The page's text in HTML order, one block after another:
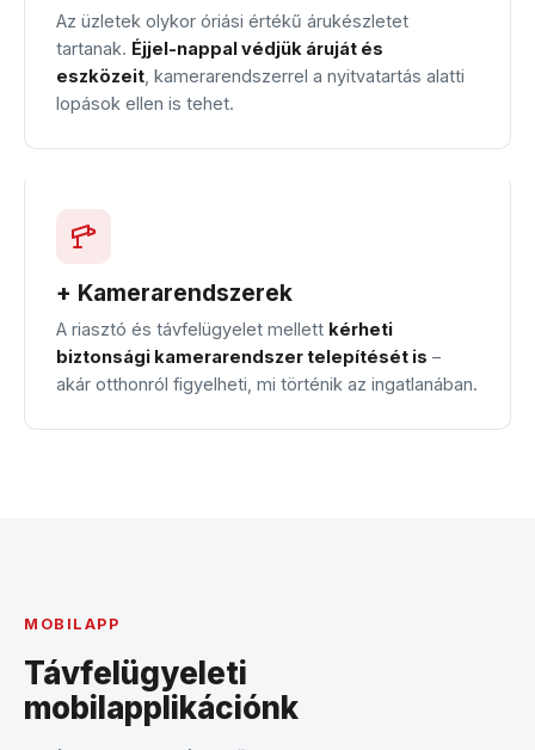
Az üzletek olykor óriási értékű árukészletet
tartanak. Éjjel-nappal védjük áruját és
eszközeit , kamerarendszerrel a nyitvatartás alatti
lopások ellen is tehet.
+ Kamerarendszerek
A riasztó és távfelügyelet mellett kérheti
biztonsági kamerarendszer telepítését is –
akár otthonról figyelheti, mi történik az ingatlanában.
MOBILAPP
Távfelügyeleti
mobilapplikációnk